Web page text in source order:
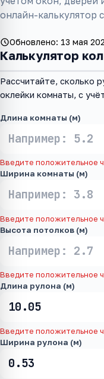
онлайн-калькулятор
Обновлено: 13 мая
Калькулятор
Рассчитайте, сколько
оклейки комнаты, с
Длина комнаты (м)
Введите положительное
Ширина комнаты (м)
Введите положительное
Высота потолков (м)
Введите положительное
Длина рулона (м)
Введите положительное
Ширина рулона (м)